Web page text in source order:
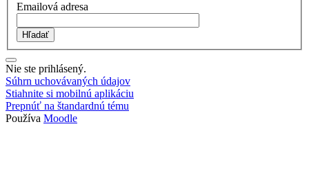
Emailová adresa
Nie ste prihlásený.
Súhrn uchovávaných údajov
Stiahnite si mobilnú aplikáciu
Prepnúť na štandardnú tému
Používa Moodle